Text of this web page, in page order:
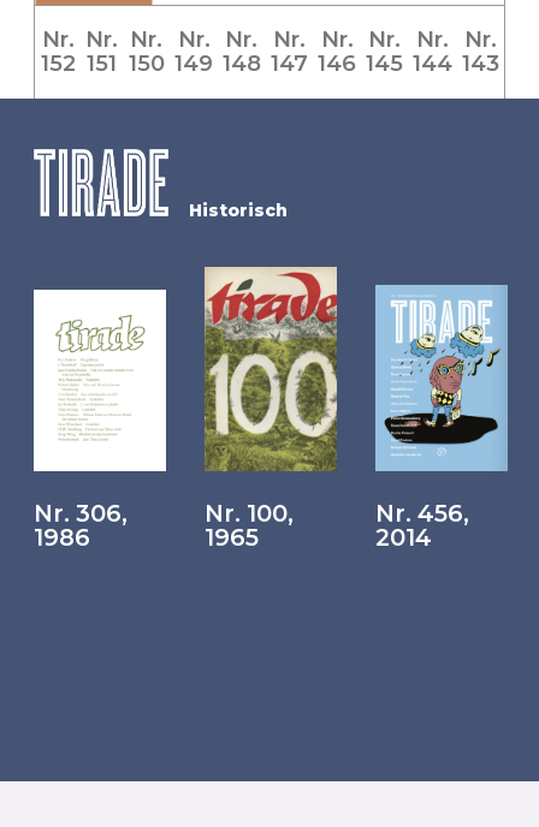
Nr.
152
Nr.
151
Nr.
150
Nr.
149
Nr.
148
Nr.
147
Nr.
146
Nr.
145
Nr.
144
Nr.
143
Historisch
Nr. 306,
1986
Nr. 100,
1965
Nr. 456,
2014